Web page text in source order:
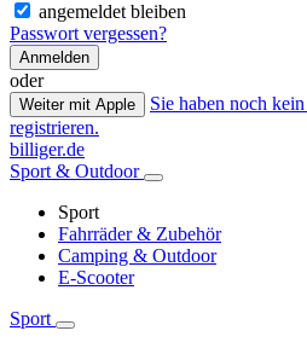
angemeldet bleiben
Passwort vergessen?
Anmelden
oder
Weiter mit Apple
Sie haben noch
registrieren.
billiger.de
Sport & Outdoor
Sport
Fahrräder & Zubehör
Camping & Outdoor
E-Scooter
Sport